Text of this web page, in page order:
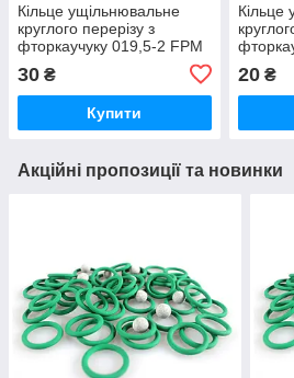
Кільце ущільнювальне
круглого перерізу з
фторкаучуку 019,5-2 FPM
80 коричневе, термостійке
30 ₴
Купити
Кільце
20₴
Акційні пропозиції та новинки